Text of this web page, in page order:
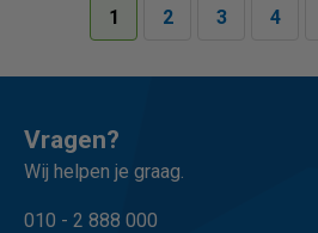
1 2 3 4
Vragen?
Wij helpen je graag.
010 - 2 888 000